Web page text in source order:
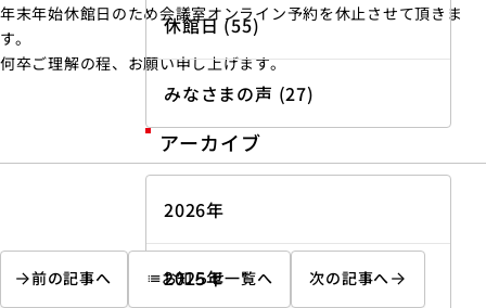
年末年始休館日のため会議室オンライン予約を休止させて頂きま
す。
何卒ご理解の程、お願い申し上げます。
前の記事へ listお知らせ一覧へ 次の記事へ
休館日 (55)
みなさまの声 (27)
アーカイブ
2026年
2025年